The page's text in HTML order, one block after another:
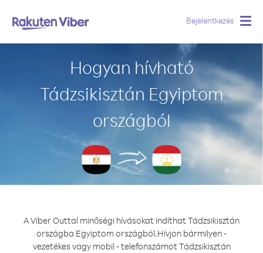
Bejelentkezés
Hogyan hívható
Tádzsikisztán Egyiptom
országból
A Viber Outtal minőségi hívásokat indíthat Tádzsikisztán
országba Egyiptom országból.Hívjon bármilyen -
vezetékes vagy mobil - telefonszámot Tádzsikisztán